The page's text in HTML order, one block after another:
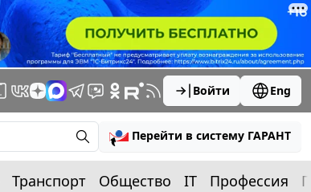
Войти Eng
Перейти в систему ГАРАНТ
Транспорт Общество IT Профессия